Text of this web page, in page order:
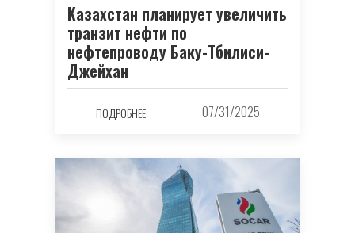
Казахстан планирует увеличить
транзит нефти по
нефтепроводу Баку-Тбилиси-
Джейхан
ПОДРОБНЕЕ 07/31/2025